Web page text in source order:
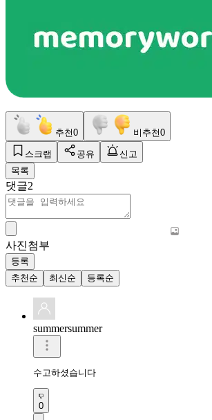
추천0 비추천0
스크랩 공유
신고
목록
댓글2
사진첨부
등록
추천순
최신순 등록순
summersummer
수고하셨습니다
0